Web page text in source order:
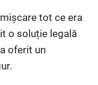
tot ce era
o soluție legală
oferit un